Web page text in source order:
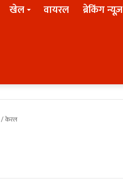
खेल वायरल ब्रेकिंग न्यूज़
/केरल